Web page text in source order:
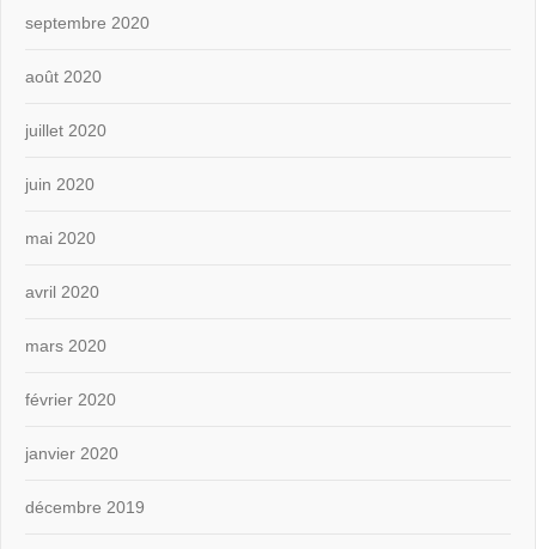
septembre 2020
août 2020
juillet 2020
juin 2020
mai 2020
avril 2020
mars 2020
février 2020
janvier 2020
décembre 2019